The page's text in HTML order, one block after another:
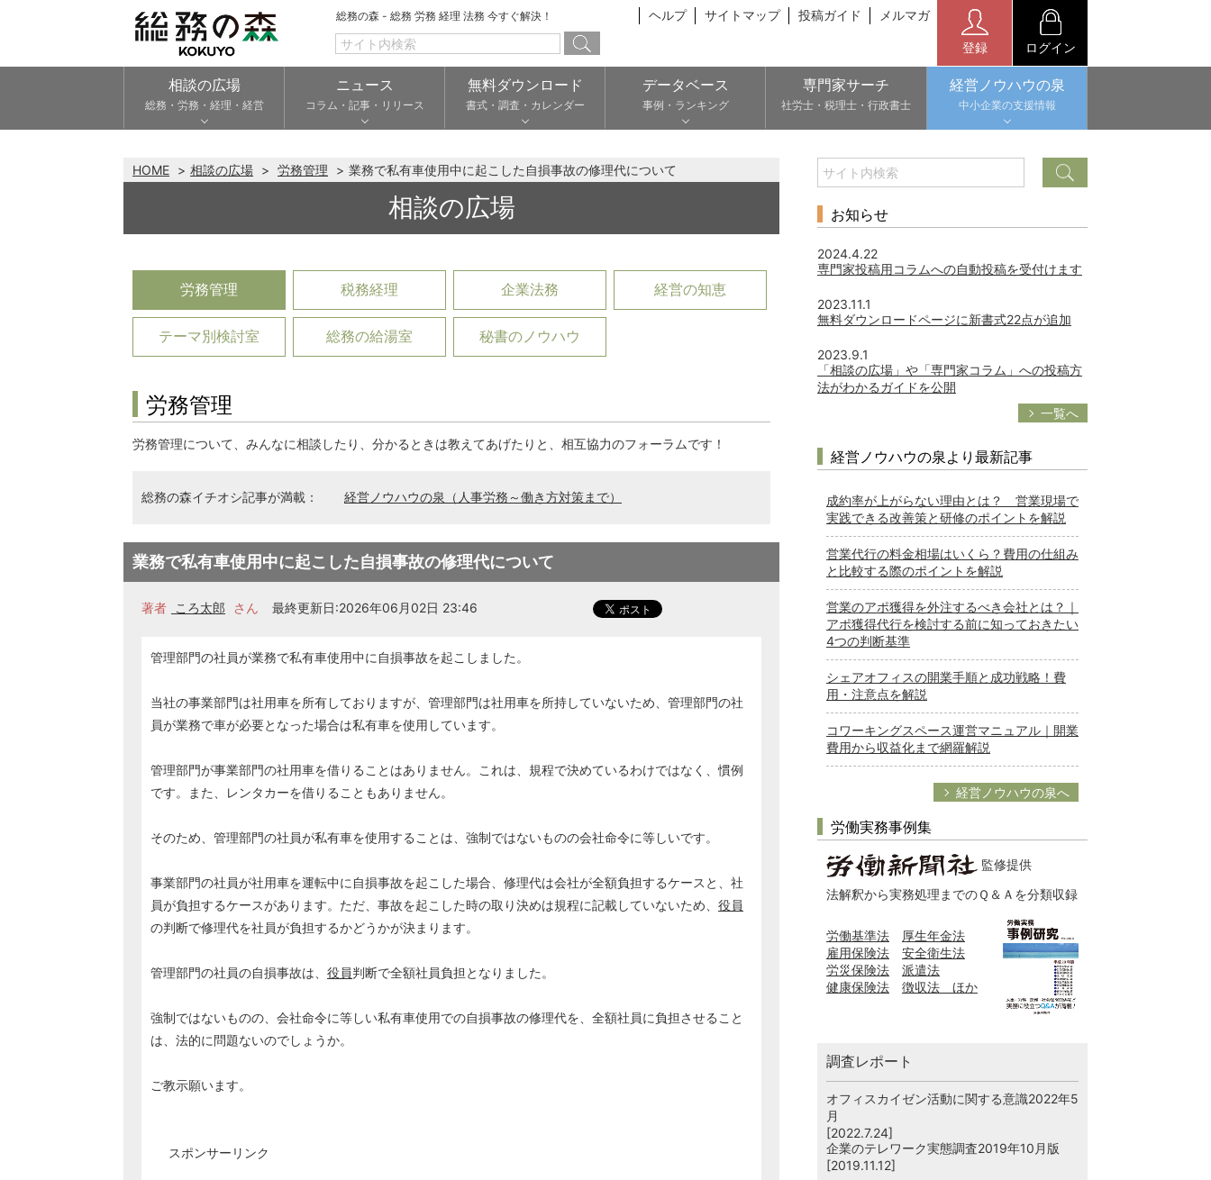
総務の森 - 総務 労務 経理 法務 今すぐ解決！ ヘルプ サイトマップ 投稿ガイド メルマガ
登録 ログイン
相談の広場
総務・労務・経理・経営
ニュース
コラム・記事・リリース
無料ダウンロード
書式・調査・カレンダー
データベース
事例・ランキング
専門家サーチ
社労士・税理士・行政書士
経営ノウハウの泉
中小企業の支援情報
HOME 相談の広場 労務管理 業務で私有車使用中に起こした自損事故の修理代について
相談の広場
労務管理 税務経理 企業法務 経営の知恵
テーマ別検討室 総務の給湯室 秘書のノウハウ
労務管理
労務管理について、みんなに相談したり、分かるときは教えてあげたりと、相互協力のフォーラムです！
総務の森イチオシ記事が満載： 経営ノウハウの泉（人事労務～働き方対策まで）
業務で私有車使用中に起こした自損事故の修理代について
著者 ころ太郎 さん 最終更新日:2026年06月02日 23:46
管理部門の社員が業務で私有車使用中に自損事故を起こしました。
当社の事業部門は社用車を所有しておりますが、管理部門は社用車を所持していないため、管理部門の社
員が業務で車が必要となった場合は私有車を使用しています。
管理部門が事業部門の社用車を借りることはありません。これは、規程で決めているわけではなく、慣例
です。また、レンタカーを借りることもありません。
そのため、管理部門の社員が私有車を使用することは、強制ではないものの会社命令に等しいです。
事業部門の社員が社用車を運転中に自損事故を起こした場合、修理代は会社が全額負担するケースと、社
員が負担するケースがあります。ただ、事故を起こした時の取り決めは規程に記載していないため、 役員
の判断で修理代を社員が負担するかどうかが決まります。
管理部門の社員の自損事故は、 役員判断で全額社員負担となりました。
強制ではないものの、会社命令に等しい私有車使用での自損事故の修理代を、全額社員に負担させること
は、法的に問題ないのでしょうか。
ご教示願います。
スポンサーリンク
お知らせ
2024.4.22
専門家投稿用コラムへの自動投稿を受付けます
2023.11.1
無料ダウンロードページに新書式22点が追加
2023.9.1
「相談の広場」や「専門家コラム」への投稿方
法がわかるガイドを公開
一覧へ
経営ノウハウの泉より最新記事
成約率が上がらない理由とは？ 営業現場で
実践できる改善策と研修のポイントを解説
営業代行の料金相場はいくら？費用の仕組み
と比較する際のポイントを解説
営業のアポ獲得を外注するべき会社とは？｜
アポ獲得代行を検討する前に知っておきたい
4つの判断基準
シェアオフィスの開業手順と成功戦略！費
用・注意点を解説
コワーキングスペース運営マニュアル｜開業
費用から収益化まで網羅解説
経営ノウハウの泉へ
労働実務事例集
監修提供
法解釈から実務処理までのＱ＆Ａを分類収録
労働基準法
厚生年金法
雇用保険法
安全衛生法
労災保険法
派遣法
健康保険法
徴収法 ほか
調査レポート
オフィスカイゼン活動に関する意識2022年5
月
[2022.7.24]
企業のテレワーク実態調査2019年10月版
[2019.11.12]